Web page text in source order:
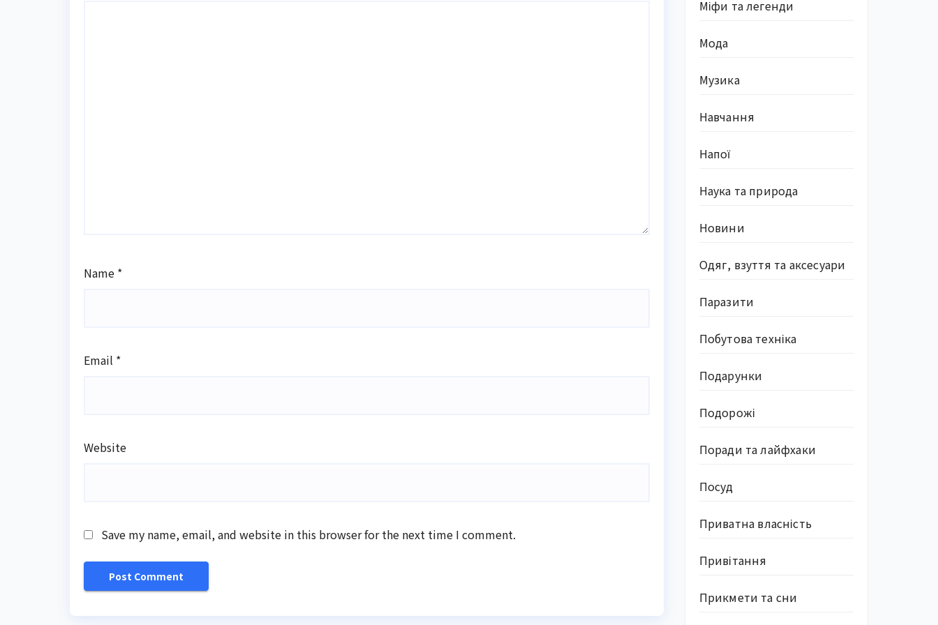
Name *
Email *
Website
Save my name, email, and website in this browser for the next time I comment.
Міфи та легенди
Мода
Музика
Навчання
Напої
Наука та природа
Новини
Одяг, взуття та аксесуари
Паразити
Побутова техніка
Подарунки
Подорожі
Поради та лайфхаки
Посуд
Приватна власність
Привітання
Прикмети та сни